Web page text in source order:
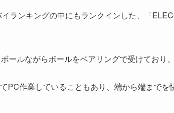
ランキングの中にもランクインした、「
ールながらボールをベアリングで受けており
PC作業していることもあり、端から端まで